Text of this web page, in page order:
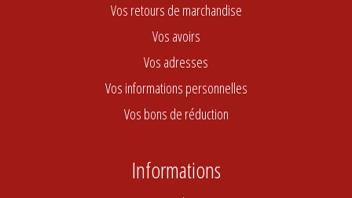
Vos retours de marchandise
Vos avoirs
Vos adresses
Vos informations personnelles
Vos bons de réduction
Informations